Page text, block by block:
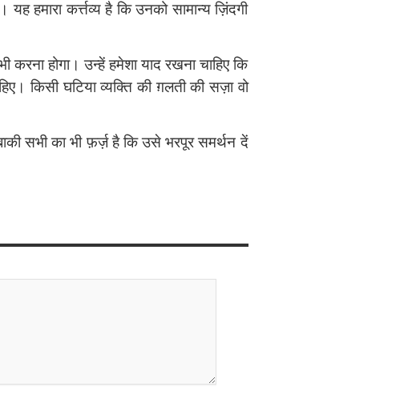
हमारा कर्त्तव्‍य है कि उनको सामान्य ज़िंदगी
होगा। उन्हें हमेशा याद रखना चाहिए कि
किसी घटिया व्यक्‍ति की ग़लती की सज़ा वो
सभी का भी फ़र्ज़ है कि उसे भरपूर समर्थन दें